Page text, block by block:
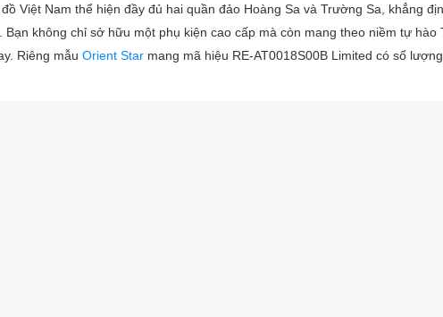
Việt Nam thể hiện đầy đủ hai quần đảo Hoàng Sa và Trường Sa, khẳng
không chỉ sở hữu một phụ kiện cao cấp mà còn mang theo niềm tự hào
Riêng mẫu Orient Star mang mã hiệu RE-AT0018S00B Limited có số